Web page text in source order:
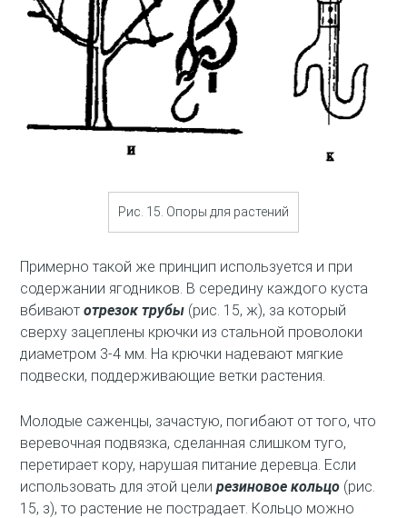
Рис. 15. Опоры для растений
Примерно такой же принцип используется и при
содержании ягодников. В середину каждого куста
вбиваютотрезок трубы (рис. 15, ж), за который
сверху зацеплены крючки из стальной проволоки
диаметром 3-4 мм. На крючки надевают мягкие
подвески, поддерживающие ветки растения.
Молодые саженцы, зачастую, погибают от того, что
веревочная подвязка, сделанная слишком туго,
перетирает кору, нарушая питание деревца. Если
использовать для этой целирезиновое кольцо (рис.
15, з), то растение не пострадает. Кольцо можно